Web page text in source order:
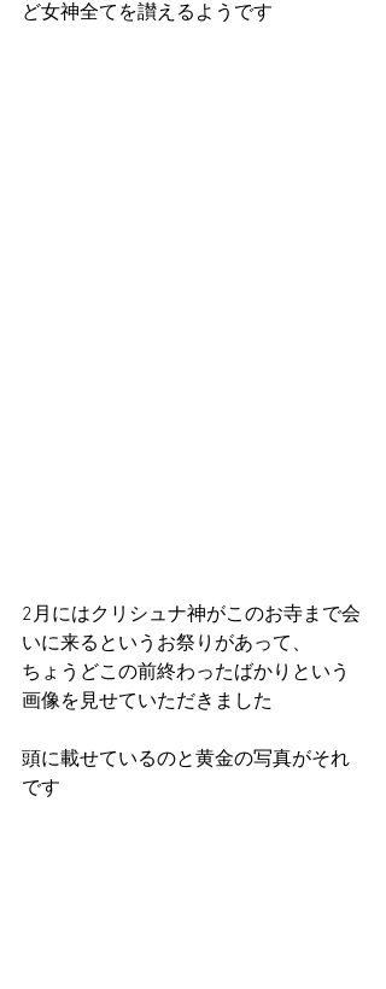
ど女神全てを讃えるようです
2月にはクリシュナ神がこのお寺まで会
いに来るというお祭りがあって、
ちょうどこの前終わったばかりという
画像を見せていただきました
頭に載せているのと黄金の写真がそれ
です